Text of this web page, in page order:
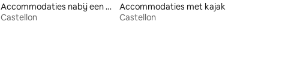
Accommodaties nabij een meer
Castellon
Accommodaties met kajak
Castellon